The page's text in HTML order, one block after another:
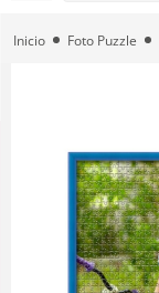
Inicio Foto Puzzle